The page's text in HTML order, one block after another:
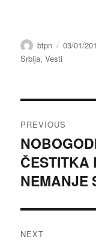
Author
btpn
Posted
03/01/
Srbija,Vesti
navigation
PREVIOUS
Previous
post:
ČESTITKA
NEMANJE
NEXT